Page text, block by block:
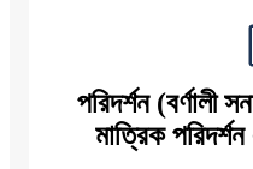
পরিদর্শন (বর্ণালী
মাত্রিক